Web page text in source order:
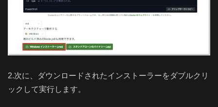
2.次に、ダウンロードされたインストーラーをダブルクリ
ックして実行します。